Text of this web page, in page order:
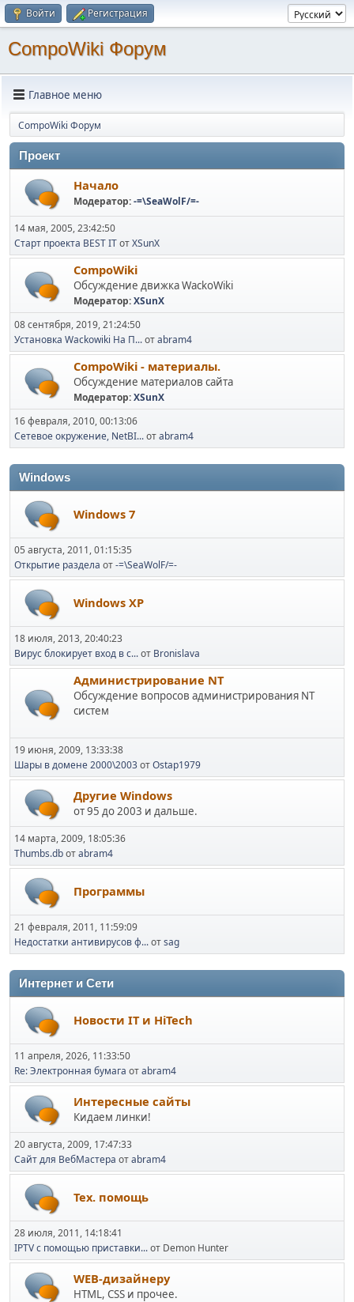
Войти Регистрация
CompoWiki Форум
Главное меню
CompoWiki Форум
Проект
Начало
Модератор:-=\SeaWolF/=-
14 мая, 2005, 23:42:50
Старт проекта BEST ITотXSunX
CompoWiki
Обсуждение движка WackoWiki
Модератор:XSunX
08 сентября, 2019, 21:24:50
Установка Wackowiki На П...отabram4
CompoWiki - материалы.
Обсуждение материалов сайта
Модератор:XSunX
16 февраля, 2010, 00:13:06
Сетевое окружение, NetBI...отabram4
Windows
Windows 7
05 августа, 2011, 01:15:35
Открытие раздела от-=\SeaWolF/=-
Windows XP
18 июля, 2013, 20:40:23
Вирус блокирует вход в с...от Bronislava
Администрирование NT
Обсуждение вопросов администрирования NT
систем
19 июня, 2009, 13:33:38
Шары в домене 2000\2003отOstap1979
Другие Windows
от 95 до 2003 и дальше.
14 марта, 2009, 18:05:36
Thumbs.dbотabram4
Программы
21 февраля, 2011, 11:59:09
Недостатки антивирусов ф...отsag
Интернет и Сети
Новости IT и HiTech
11 апреля, 2026, 11:33:50
Re: Электронная бумага отabram4
Интересные сайты
Кидаем линки!
20 августа, 2009, 17:47:33
Сайт для ВебМастера отabram4
Тех. помощь
28 июля, 2011, 14:18:41
IPTV с помощью приставки...от Demon Hunter
WEB-дизайнеру
HTML, CSS и прочее.